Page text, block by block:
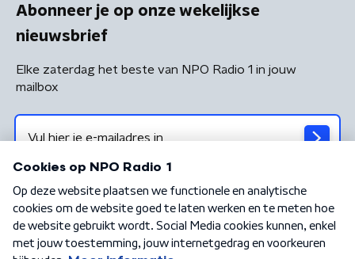
Abonneer je op onze wekelijkse
nieuwsbrief
Elke zaterdag het beste van NPO Radio 1 in jouw
mailbox
Algemene voorwaarden